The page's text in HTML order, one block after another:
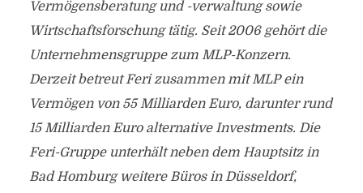
Vermögensberatung und -verwaltung sowie
Wirtschaftsforschung tätig. Seit 2006 gehört die
Unternehmensgruppe zum MLP-Konzern.
Derzeit betreut Feri zusammen mit MLP ein
Vermögen von 55 Milliarden Euro, darunter rund
15 Milliarden Euro alternative Investments. Die
Feri-Gruppe unterhält neben dem Hauptsitz in
Bad Homburg weitere Büros in Düsseldorf,